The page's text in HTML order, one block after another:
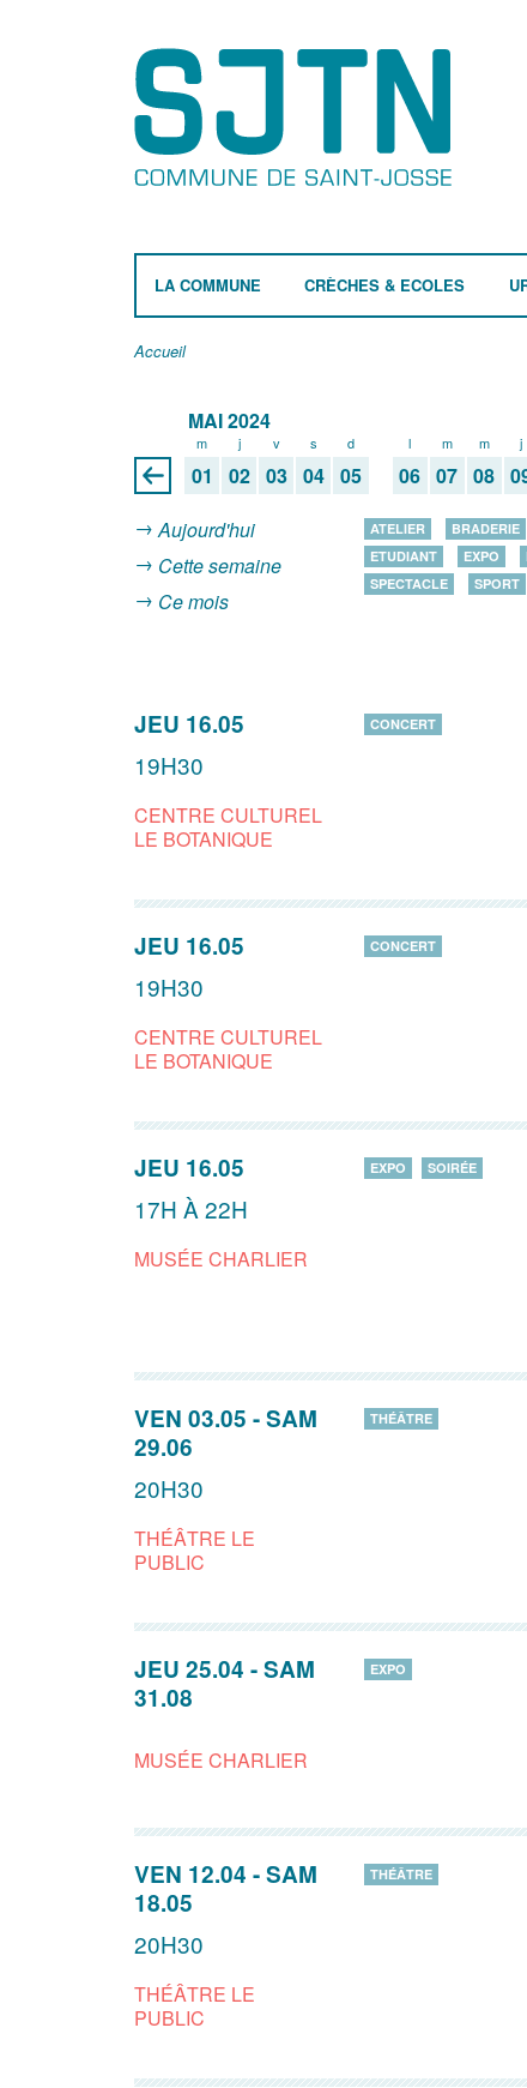
LA COMMUNE CRÈCHES & ECOLES
Accueil
MAI 2024
m
01
j
02
v
03
s
04
d
05
l
06
m
07
m
08
j
Aujourd'hui
Cette semaine
Ce mois
ATELIER BRADERIE
ETUDIANT
EXPO
SPECTACLE
SPORT
JEU 16.05
19H30
CENTRE CULTUREL
LE BOTANIQUE
CONCERT
JEU 16.05
19H30
CENTRE CULTUREL
LE BOTANIQUE
CONCERT
JEU 16.05
17H À 22H
MUSÉE CHARLIER
EXPO SOIRÉE
VEN 03.05 -SAM
29.06
20H30
THÉÂTRE LE
PUBLIC
THÉÂTRE
JEU 25.04 -SAM
31.08
MUSÉE CHARLIER
EXPO
VEN 12.04 -SAM
18.05
20H30
THÉÂTRE LE
PUBLIC
THÉÂTRE